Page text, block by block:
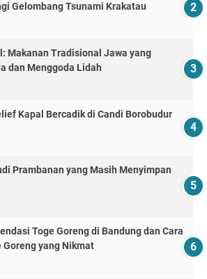
Gelombang Tsunami Krakatau
Makanan Tradisional Jawa yang
dan Menggoda Lidah
Kapal Bercadik di Candi Borobudur
Prambanan yang Masih Menyimpan
Toge Goreng di Bandung dan Cara
Goreng yang Nikmat